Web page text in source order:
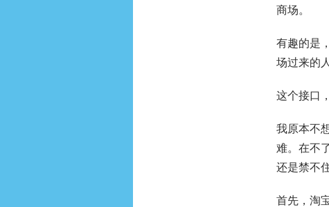
商场。
有趣的是
场过来的
这个接口
我原本不
难。在不
还是禁不
首先，淘